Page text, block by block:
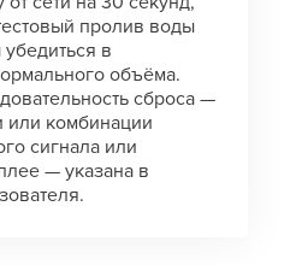
пролив воды
в
объёма.
сброса —
или комбинации
сигнала или
— указана в